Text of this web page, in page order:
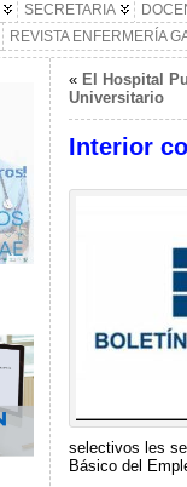
SECRETARIA
REVISTA ENFERMERÍA
« El Hospital
Universitario
Interior
selectivos les
Básico del